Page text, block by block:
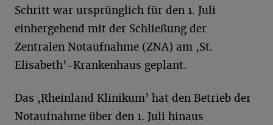
Schritt war ursprünglich für den 1. Juli
einhergehend mit der Schließung der
Zentralen Notaufnahme (ZNA) am ,St.
Elisabeth’-Krankenhaus geplant.
Das ,Rheinland Klinikum’ hat den Betrieb der
Notaufnahme über den 1. Juli hinaus